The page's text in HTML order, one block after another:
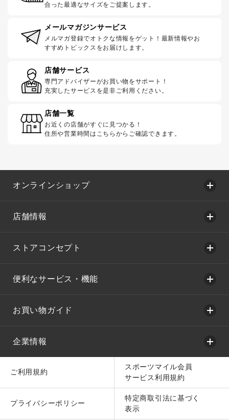
合った最適なサイズをご提案します。
メールマガジンサービス
メルマガ登録でオトクな情報をゲット！最新情報やお
すすめトピックスをお届けします。
店舗サービス
専門アドバイザーがお買い物をサポート！
充実したサービスを是非ご利用ください。
店舗一覧
お近くの店舗がすぐに見つかる！
住所や営業時間はこちらからご確認できます。
オンラインショップ
店舗情報
ストアコンセプト
便利なサービス・機能
お買い物ガイド
企業情報
ご利用規約
スポーツマイル会員
サービス利用規約
プライバシーポリシー
特定商取引法に基づく
表示